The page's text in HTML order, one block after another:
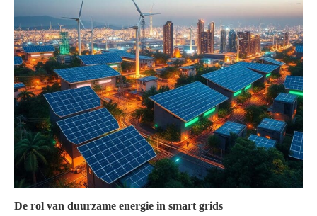
De rol van duurzame energie in smart grids